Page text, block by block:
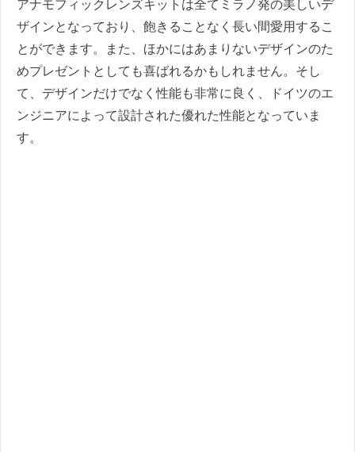
アナモフィックレンズキットは全てミラノ発の美しいデ
ザインとなっており、飽きることなく長い間愛用するこ
とができます。また、ほかにはあまりないデザインのた
めプレゼントとしても喜ばれるかもしれません。そし
て、デザインだけでなく性能も非常に良く、ドイツのエ
ンジニアによって設計された優れた性能となっていま
す。